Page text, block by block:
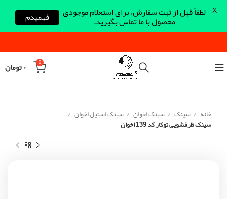
0 ۰تومان
خانه سینک سینک اخوان سینک استیل اخوان
سینک ظرفشویی توکار کد 139 اخوان
لطفاً قبل از ثبت سفارش، برای استعلام موجودی
محصول با ما تماس بگیرید. فهمیدم X